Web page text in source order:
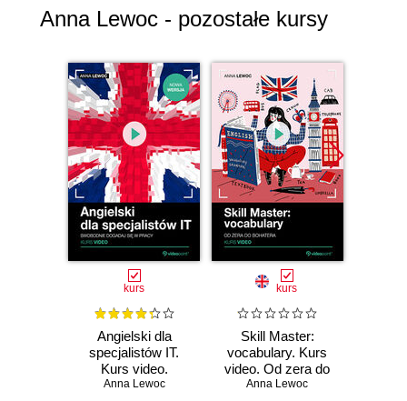
Anna Lewoc - pozostałe kursy
kurs
Angielski dla
specjalistów IT.
Kurs video.
Swobodnie dogadaj
Anna Lewoc
kurs
Skill Master:
vocabulary. Kurs
video. Od zera do
bohatera
Anna Lewoc